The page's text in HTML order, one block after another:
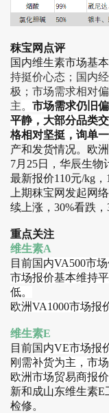
秣宝网点评
国内维生素市场基本
持挺价心态；国内
极；市场需求相对
主。 市场需求仍旧
平静，大部分品类
格相对坚挺，询单
产和发货情况。欧
7月25日，华辰生物
最新报价110元/kg，
上期秣宝网发起网
续上涨，30%看跌
重点关注
维生素A
目前国内VA500市
市场报价基本维持
低。
欧洲VA1000市场报
维生素E
目前国内VE市场报
刚需补货为主，市
欧洲市场贸易商报
新和成山东维生素
检修。